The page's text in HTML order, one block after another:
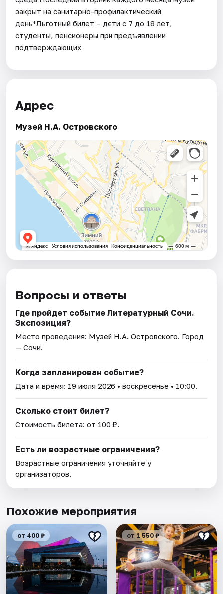
закрыт на санитарно-профилактический
день*Льготный билет – дети с 7 до 18 лет,
студенты, пенсионеры при предъявлении
подтверждающих
Адрес
Музей Н.А. Островского
Вопросы и ответы
Где пройдет событие Литературный Сочи.
Экспозиция?
Место проведения: Музей Н.А. Островского. Город
— Сочи.
Когда запланирован событие?
Дата и время: 19 июля 2026 • воскресенье • 10:00.
Сколько стоит билет?
Стоимость билета: от 100 ₽.
Есть ли возрастные ограничения?
Возрастные ограничения уточняйте у
организаторов.
Похожие мероприятия
от 400 ₽ от 1 550 ₽